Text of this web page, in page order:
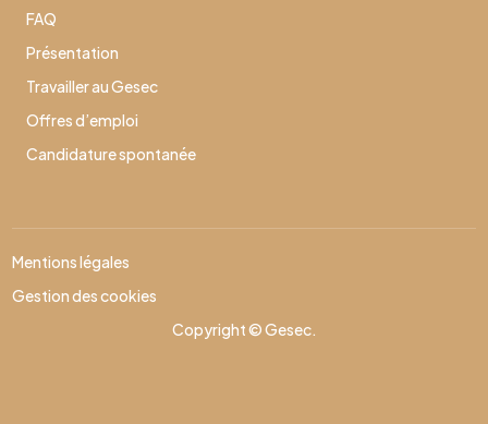
FAQ
Présentation
Travailler au Gesec
Offres d’emploi
Candidature spontanée
Copyright © Gesec.
Mentions légales
Gestion des cookies